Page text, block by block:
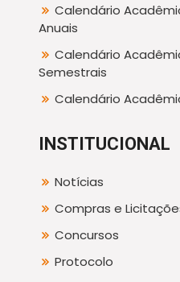
Calendário
Anuais
Calendário
Semestrais
Calendário
INSTITUCIONAL
Notícias
Compras e
Concursos
Protocolo